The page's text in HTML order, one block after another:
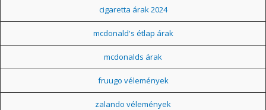
cigaretta árak 2024
mcdonald's étlap árak
mcdonalds árak
fruugo vélemények
zalando vélemények